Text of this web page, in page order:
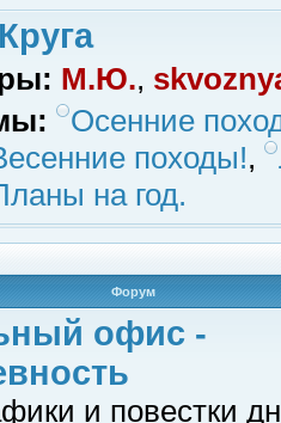
М.Ю.,
Осенние
походы!,
на год.
Форум
офис -
и повестки